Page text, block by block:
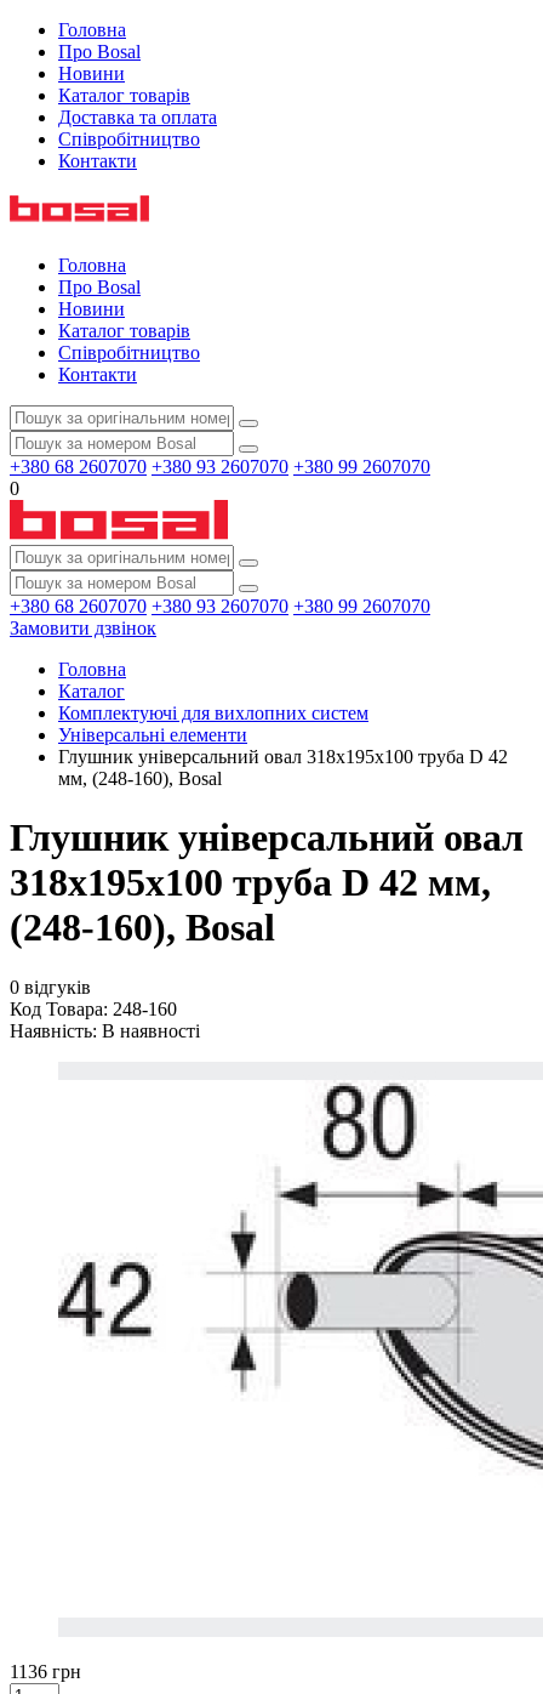
Головна
Про Bosal
Новини
Каталог товарів
Доставка та оплата
Співробітництво
Контакти
Головна
Про Bosal
Новини
Каталог товарів
Співробітництво
Контакти
+380 68 2607070 +380 93 2607070 +380 99 2607070
0
+380 68 2607070 +380 93 2607070 +380 99 2607070
Замовити дзвінок
Головна
Каталог
Комплектуючі для вихлопних систем
Універсальні елементи
Глушник універсальний овал 318х195х100 труба D 42
мм, (248-160), Bosal
Глушник універсальний овал
318х195х100 труба D 42 мм,
(248-160), Bosal
0 відгуків
Код Товара: 248-160
Наявність: В наявності
1136 грн